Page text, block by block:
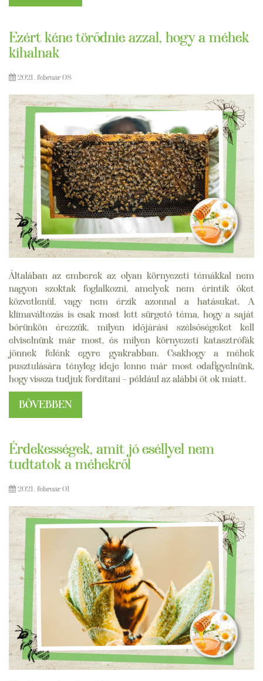
Ezért kéne törődnie azzal, hogy a méhek
kihalnak
2021. február 08
Általában az emberek az olyan környezeti témákkal nem
nagyon szoktak foglalkozni, amelyek nem érintik őket
közvetlenül, vagy nem érzik azonnal a hatásukat. A
klímaváltozás is csak most lett sürgető téma, hogy a saját
bőrünkön érezzük, milyen időjárási szélsőségeket kell
elviselnünk már most, és milyen környezeti katasztrófák
jönnek felénk egyre gyakrabban. Csakhogy a méhek
pusztulására tényleg ideje lenne már most odafigyelnünk,
hogy vissza tudjuk fordítani – például az alábbi öt ok miatt.
BŐVEBBEN
Érdekességek, amit jó eséllyel nem
tudtatok a méhekről
2021. február 01